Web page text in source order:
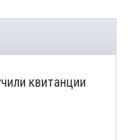
квитанции